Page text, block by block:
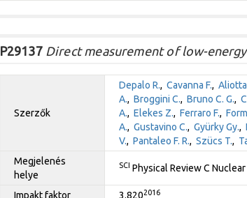
P29137Direct measurement of low-energy
Szerzők
Depalo R., Cavanna F.,
A., Broggini C., Bruno C. G.,
A., Elekes Z., Ferraro F.,
A., Gustavino C., Gyürky Gy.,
V., Pantaleo F. R., Szücs T.,
Megjelenés
helye
SCI Physical Review C
Impakt faktor 3.8202016